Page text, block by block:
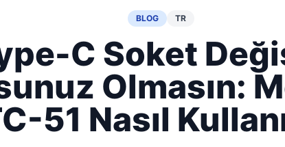
BLOG TR
C Soket
Olmasın:
51 Nasıl